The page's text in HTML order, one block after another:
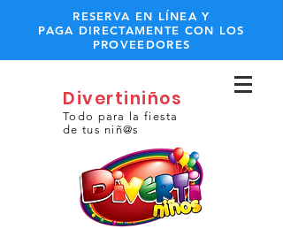
RESERVA EN LÍNEA Y
PAGA DIRECTAMENTE CON LOS
PROVEEDORES
Divertiniños
Todo para la fiesta
de tus niñ@s